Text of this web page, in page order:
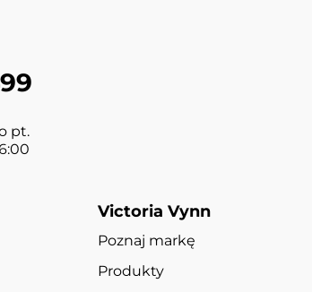
pt.
Victoria Vynn
Poznaj markę
Produkty